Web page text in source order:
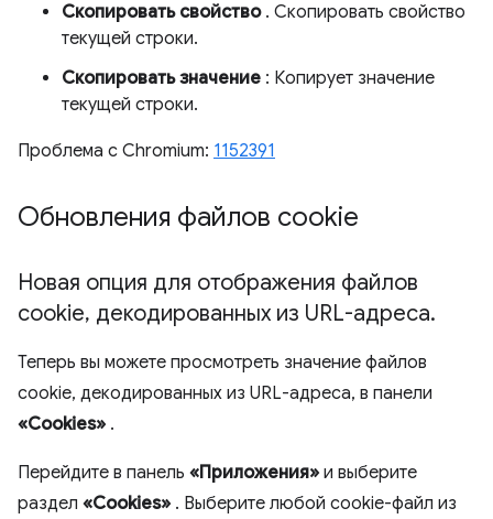
Скопировать свойство. Скопировать свойство
текущей строки.
Скопировать значение : Копирует значение
текущей строки.
Проблема с Chromium: 1152391
Обновления файлов cookie
Новая опция для отображения файлов
cookie, декодированных из URL-адреса.
Теперь вы можете просмотреть значение файлов
cookie, декодированных из URL-адреса, в панели
«Cookies» .
Перейдите в панель «Приложения» и выберите
раздел «Cookies» . Выберите любой cookie-файл из